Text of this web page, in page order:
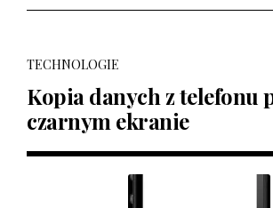
TECHNOLOGIE
Kopia danych z telefonu
czarnym ekranie